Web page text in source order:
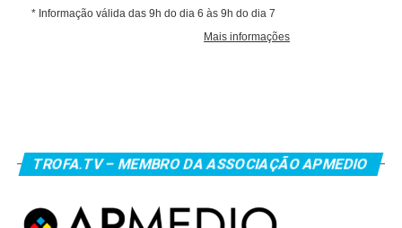
TROFA.TV – MEMBRO DA ASSOCIAÇÃO APMEDIO